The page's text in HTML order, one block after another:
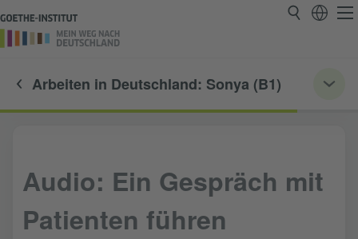
Arbeiten in Deutschland: Sonya (B1)
Audio: Ein Gespräch mit
Patienten führen